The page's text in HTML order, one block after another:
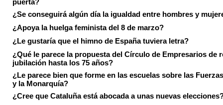
¿Se conseguirá algún día la igualdad entre hombres y
¿Apoya la huelga feminista del 8 de marzo?
¿Le gustaría que el himno de España tuviera letra?
¿Qué le parece la propuesta del Círculo de Empresarios de
jubilación hasta los 75 años?
¿Le parece bien que forme en las escuelas sobre las
y la Monarquía?
¿Cree que Cataluña está abocada a unas nuevas